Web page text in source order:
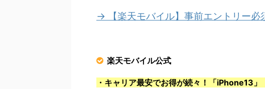
→ 【楽天モバイル】事前エントリー必
楽天モバイル公式
・キャリア最安でお得が続々！「iPhone13